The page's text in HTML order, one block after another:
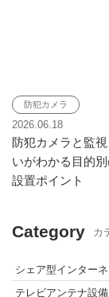
防犯カメラ
2026.06.18
防犯カメラと監
いがわかる目的
設置ポイント
Category カ
シェア型インターネ
テレビアンテナ設備